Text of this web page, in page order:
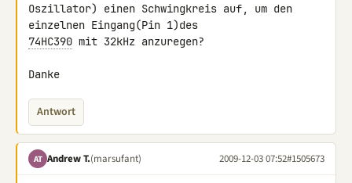
Oszillator) einen Schwingkreis auf, um den
74HC390 mit 32kHz anzuregen?
Danke
Antwort
AT Andrew T.(marsufant) 2009-12-03 07:52#1505673